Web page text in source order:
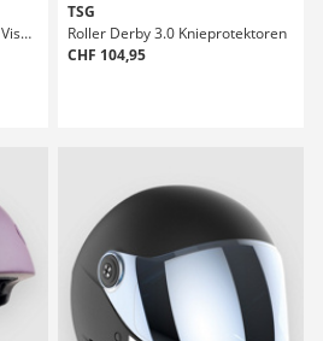
Pass 2.0 Solid Color +Bonus Visor Helm
TSG
Roller Derby 3.0 Knieprotektoren
CHF 104,95